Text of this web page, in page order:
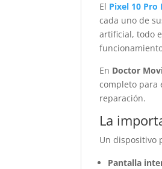
El Pixel 10 Pro
cada uno de
artificial, todo
En Doctor
completo para
reparación.
La
Un dispositivo
Pantalla